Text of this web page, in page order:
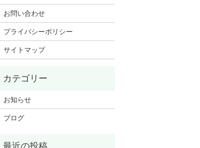
お問い合わせ
プライバシーポリシー
サイトマップ
お知らせ
ブログ